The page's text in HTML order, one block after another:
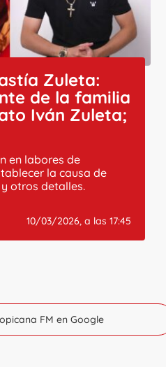
Zuleta:
de la familia
Iván Zuleta;
en labores de
la causa de
otros detalles.
10/03/2026, a las 17:45
FM en Google